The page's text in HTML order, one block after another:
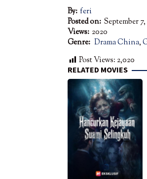
By: feri
Posted on: September 7,
Views: 2020
Genre: Drama China,
Post Views:2,020
RELATED MOVIES